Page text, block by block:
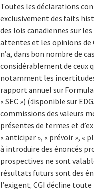
Toutes les déclarations
exclusivement des faits
des lois canadiennes sur
attentes et les opinions de
n’a, dans bon nombre de
considérablement de ceux
notamment les incertitudes
rapport annuel sur
« SEC ») (disponible sur
commissions des valeurs
présentes de termes et
« anticiper », « prévoir », «
à introduire des énoncés
prospectives ne sont
résultats futurs sont des
l’exigent, CGI décline